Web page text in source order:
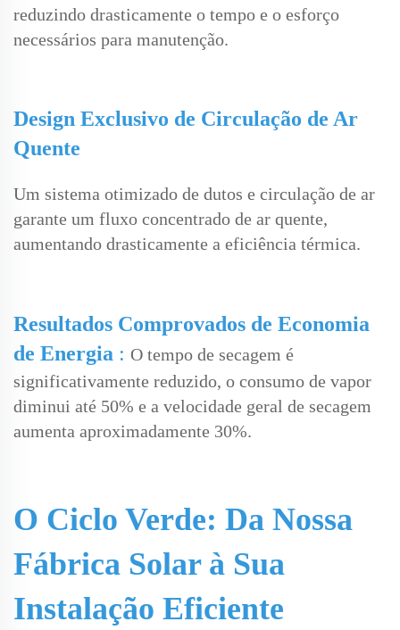
reduzindo drasticamente o tempo e o esforço
necessários para manutenção.
Design Exclusivo de Circulação de Ar
Quente
Um sistema otimizado de dutos e circulação de ar
garante um fluxo concentrado de ar quente,
aumentando drasticamente a eficiência térmica.
Resultados Comprovados de Economia
de Energia : O tempo de secagem é
significativamente reduzido, o consumo de vapor
diminui até 50% e a velocidade geral de secagem
aumenta aproximadamente 30%.
O Ciclo Verde: Da Nossa
Fábrica Solar à Sua
Instalação Eficiente